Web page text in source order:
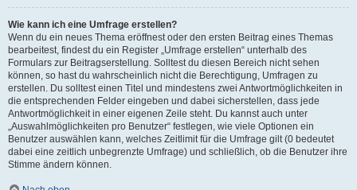
Wie kann ich eine Umfrage erstellen?
Wenn du ein neues Thema eröffnest oder den ersten Beitrag eines Themas
bearbeitest, findest du ein Register „Umfrage erstellen“ unterhalb des
Formulars zur Beitragserstellung. Solltest du diesen Bereich nicht sehen
können, so hast du wahrscheinlich nicht die Berechtigung, Umfragen zu
erstellen. Du solltest einen Titel und mindestens zwei Antwortmöglichkeiten in
die entsprechenden Felder eingeben und dabei sicherstellen, dass jede
Antwortmöglichkeit in einer eigenen Zeile steht. Du kannst auch unter
„Auswahlmöglichkeiten pro Benutzer“ festlegen, wie viele Optionen ein
Benutzer auswählen kann, welches Zeitlimit für die Umfrage gilt (0 bedeutet
dabei eine zeitlich unbegrenzte Umfrage) und schließlich, ob die Benutzer ihre
Stimme ändern können.